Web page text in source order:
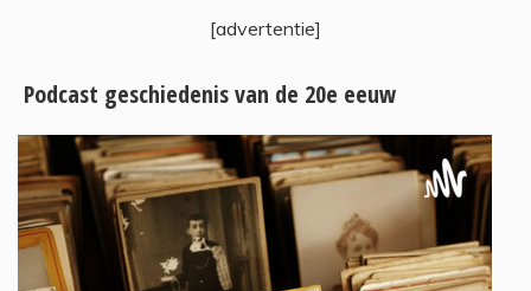
[advertentie]
Podcast geschiedenis van de 20e eeuw